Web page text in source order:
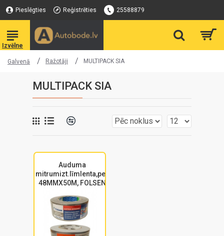
Pieslēgties Reģistrēties 25588879
Galvenā Ražotāji MULTIPACK SIA
MULTIPACK SIA
Auduma
mitrumizt.līmlenta,pel.
48MMX50M, FOLSEN